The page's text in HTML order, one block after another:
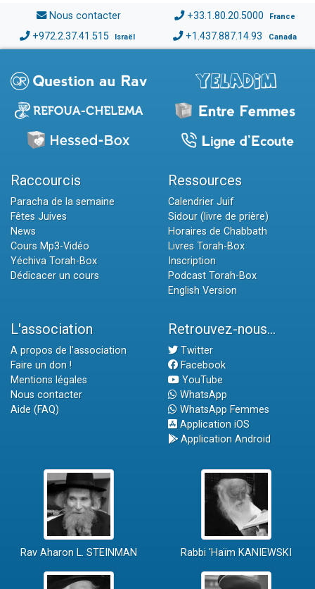
Nous contacter +33.1.80.20.5000 France
+972.2.37.41.515 Israël +1.437.887.14.93 Canada
Raccourcis
Paracha de la semaine
Fêtes Juives
News
Cours Mp3-Vidéo
Yéchiva Torah-Box
Dédicacer un cours
Ressources
Calendrier Juif
Sidour (livre de prière)
Horaires de Chabbath
Livres Torah-Box
Inscription
Podcast Torah-Box
English Version
L'association
A propos de l'association
Faire un don !
Mentions légales
Nous contacter
Aide (FAQ)
Retrouvez-nous...
Twitter
Facebook
YouTube
WhatsApp
WhatsApp Femmes
Application iOS
Application Android
Rav Aharon L. STEINMAN Rabbi 'Haïm KANIEWSKI